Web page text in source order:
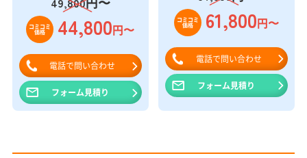
コミコミ
価格 44,800円〜
電話で問い合わせ
フォーム見積り
コミコミ
価格 61,800円〜
電話で問い合わせ
フォーム見積り